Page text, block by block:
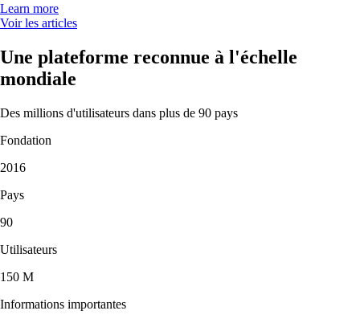
Learn more
Voir les articles
Une plateforme reconnue à l'échelle
mondiale
Des millions d'utilisateurs dans plus de 90 pays
Fondation
2016
Pays
90
Utilisateurs
150 M
Informations importantes